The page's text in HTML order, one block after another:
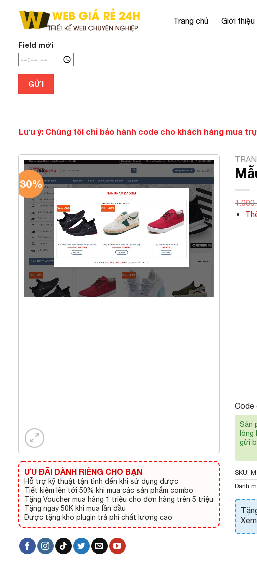
Trang chủ Giới thiệu
Field mới
GỬI
Lưu ý: Chúng tôi chỉ bảo hành code cho khách hàng mua
-30%
ƯU ĐÃI DÀNH RIÊNG CHO BẠN
Hỗ trợ kỹ thuật tận tình đến khi sử dụng được
Tiết kiệm lên tới 50% khi mua các sản phẩm combo
Tặng Voucher mua hàng 1 triệu cho đơn hàng trên 5 triệu
Tặng ngay 50K khi mua lần đầu
Được tặng kho plugin trả phí chất lượng cao
Code
Sản
lòng
gửi
SKU:
Danh